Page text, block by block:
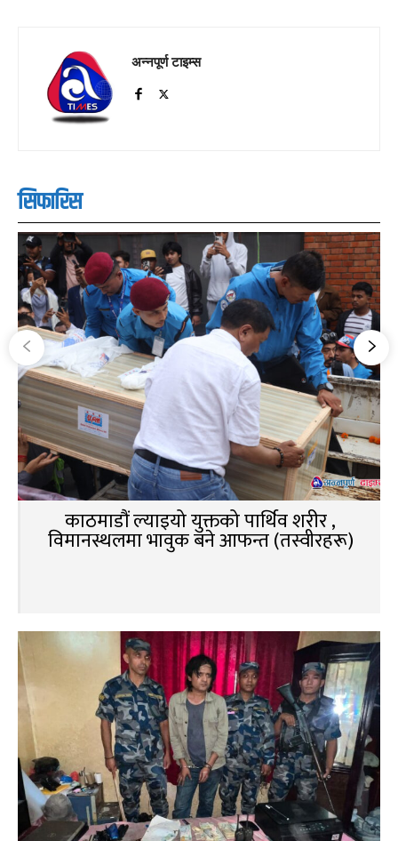
अन्नपूर्ण टाइम्स
सिफारिस
काठमाडौं ल्याइयो युक्तको पार्थिव शरीर ,
विमानस्थलमा भावुक बने आफन्त (तस्वीरहरू)